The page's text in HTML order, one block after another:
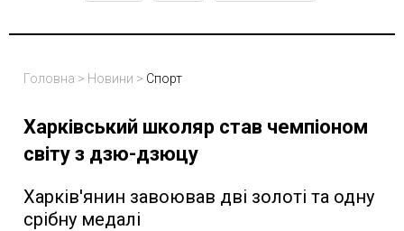
Головна > Новини > Спорт
Харківський школяр став чемпіоном
світу з дзю-дзюцу
Харків'янин завоював дві золоті та одну
срібну медалі